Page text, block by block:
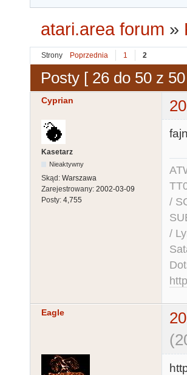
atari.area forum »
Strony Poprzednia 1 2
Posty [ 26 do 50 z
Cyprian
Kasetarz
Nieaktywny
Skąd: Warszawa
Zarejestrowany: 2002-03-09
Posty: 4,755
/
/
Eagle